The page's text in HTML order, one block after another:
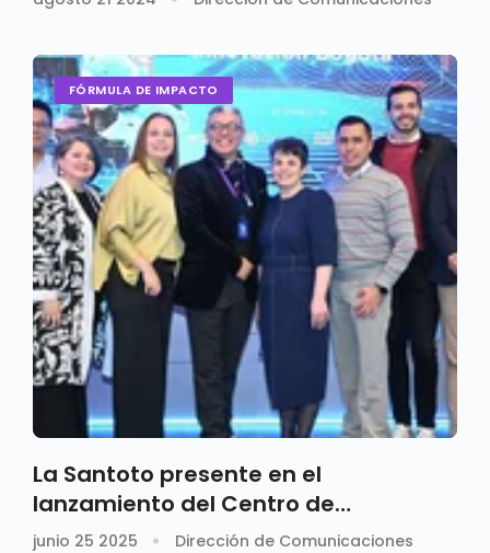
FÓRMULA DE IMPACTO
La Santoto presente en el
lanzamiento del Centro de
Innovación de Bogotá
junio 25 2025 Dirección de Comunicaciones